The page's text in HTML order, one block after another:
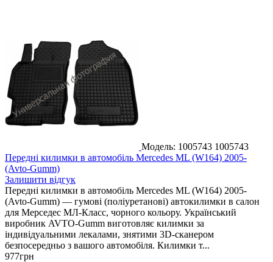
Модель: 1005743 1005743
Передні килимки в автомобіль Mercedes ML (W164) 2005-
(Avto-Gumm)
Залишити відгук
Передні килимки в автомобіль Mercedes ML (W164) 2005-
(Avto-Gumm) — гумові (поліуретанові) автокилимки в салон
для Мерседес МЛ-Класс, чорного кольору. Український
виробник AVTO-Gumm виготовляє килимки за
індивідуальними лекалами, знятими 3D-сканером
безпосередньо з вашого автомобіля. Килимки т...
977грн